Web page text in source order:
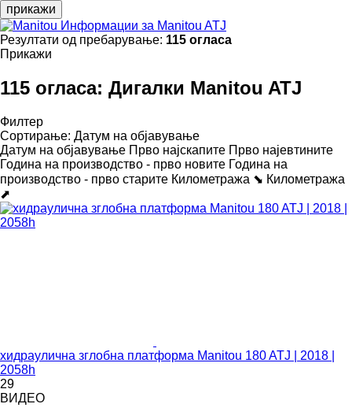
прикажи
Информации за Manitou ATJ
Резултати од пребарување: 115 огласа
Прикажи
115 огласа: Дигалки Manitou ATJ
Филтер
Сортирање: Датум на објавување
Датум на објавување Прво најскапите Прво најевтините
Година на производство - прво новите Година на
производство - прво старите Километража ⬊ Километража
⬈
хидраулична зглобна платформа Manitou 180 ATJ | 2018 |
2058h
29
ВИДЕО